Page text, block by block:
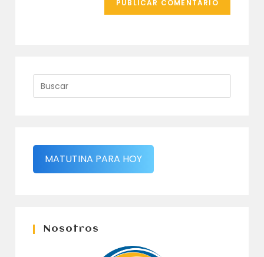
MATUTINA PARA HOY
Nosotros